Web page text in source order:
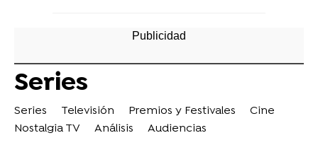
Series
Series Televisión Premios y Festivales
Cine
Nostalgia TV
Análisis Audiencias